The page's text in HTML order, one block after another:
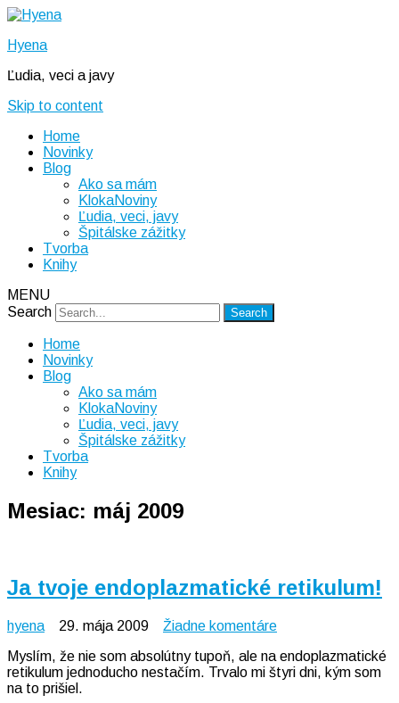
Hyena
Ľudia, veci a javy
Skip to content
Home
Novinky
Blog
Ako sa mám
KlokaNoviny
Ľudia, veci, javy
Špitálske zážitky
Tvorba
Knihy
MENU
Search
Home
Novinky
Blog
Ako sa mám
KlokaNoviny
Ľudia, veci, javy
Špitálske zážitky
Tvorba
Knihy
Mesiac: máj 2009
Ja tvoje endoplazmatické retikulum!
hyena 29. mája 2009 Žiadne komentárena
tvoje
endoplazmatické
Myslím, že nie som absolútny tupoň, ale na endoplazmatické
retikulum jednoducho nestačím. Trvalo mi štyri dni, kým som
na to prišiel.